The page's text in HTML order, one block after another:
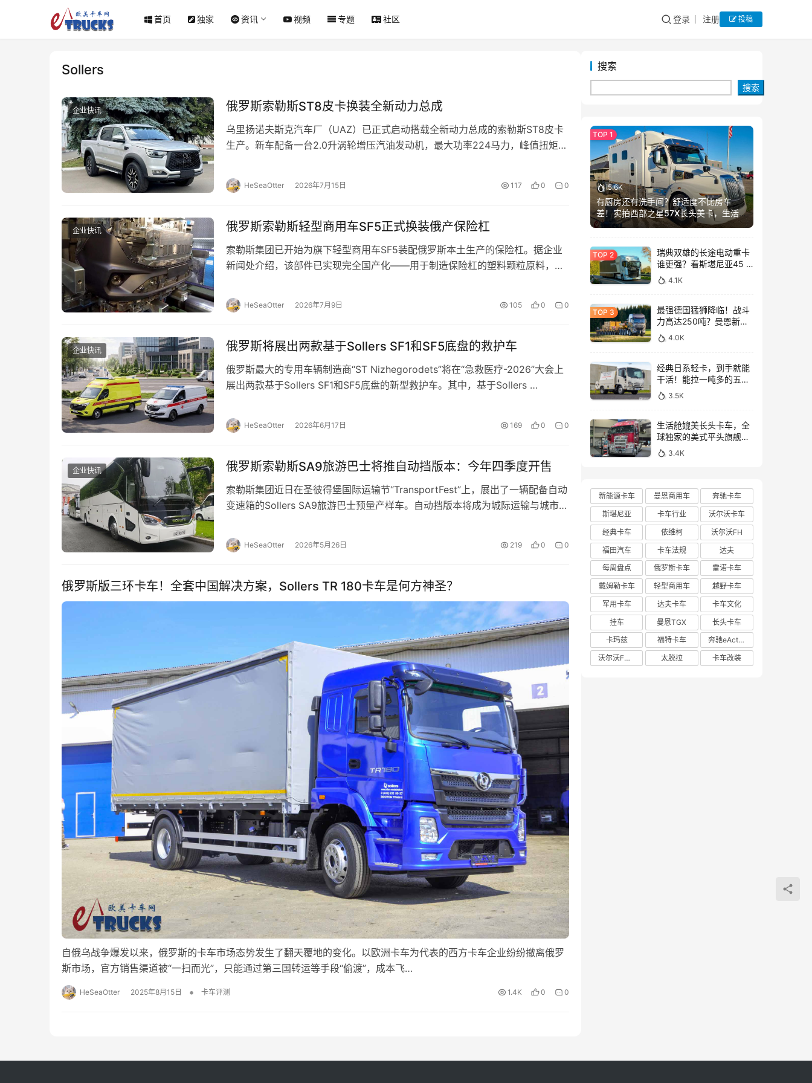
首页 独家 资讯 视频 专题 社区 登录 注册 投稿
Sollers
企业快讯 俄罗斯索勒斯ST8皮卡换装全新动力总成
乌里扬诺夫斯克汽车厂（UAZ）已正式启动搭载全新动力总成的索勒斯ST8皮卡
生产。新车配备一台2.0升涡轮增压汽油发动机，最大功率224马力，峰值扭矩
HeSeaOtter 2026年7月15日 117 0 0
企业快讯 俄罗斯索勒斯轻型商用车SF5正式换装俄产保险杠
索勒斯集团已开始为旗下轻型商用车SF5装配俄罗斯本土生产的保险杠。据企业
新闻处介绍，该部件已实现完全国产化——用于制造保险杠的塑料颗粒原料，均
HeSeaOtter 2026年7月9日 105 0 0
企业快讯 俄罗斯将展出两款基于Sollers SF1和SF5底盘的救护车
俄罗斯最大的专用车辆制造商“ST Nizhegorodets”将在“急救医疗-2026”大会上
展出两款基于Sollers SF1和SF5底盘的新型救护车。其中，基于Sollers …
HeSeaOtter 2026年6月17日 169 0 0
企业快讯 俄罗斯索勒斯SA9旅游巴士将推自动挡版本：今年四季度开售
索勒斯集团近日在圣彼得堡国际运输节“TransportFest”上，展出了一辆配备自动
变速箱的Sollers SA9旅游巴士预量产样车。自动挡版本将成为城际运输与城市观
HeSeaOtter 2026年5月26日 219 0 0
俄罗斯版三环卡车！全套中国解决方案，Sollers TR 180卡车是何方神圣？
自俄乌战争爆发以来，俄罗斯的卡车市场态势发生了翻天覆地的变化。以欧洲卡车为代表的西方卡车企业纷纷撤离俄罗
斯市场，官方销售渠道被“一扫而光”，只能通过第三国转运等手段“偷渡”，成本飞…
HeSeaOtter 2025年8月15日 • 卡车评测 1.4K 0 0
搜索
搜索
5.6K
有厨房还有洗手间？舒适度不比房车
差！实拍西部之星57X长头美卡，生活舱
加长这么多？
瑞典双雄的长途电动重卡
谁更强？看斯堪尼亚45 R
与沃尔沃FH Aero Electric
同台竞技！
4.1K
最强德国猛狮降临！战斗
力高达250吨？曼恩新款
TGX大件牵引车深入解析
4.0K
经典日系轻卡，到手就能
干活！能拉一吨多的五十
铃NLR工作车实拍
3.5K
生活舱媲美长头卡车，全
球独家的美式平头旗舰！
亮相布里斯班卡车展的肯
沃斯K220牵引车实拍
3.4K
新能源卡车 曼恩商用车
奔驰卡车
斯堪尼亚
卡车行业
沃尔沃卡车
经典卡车
依维柯
沃尔沃FH
福田汽车
卡车法规
达夫
每周盘点
俄罗斯卡车
雷诺卡车
戴姆勒卡车
轻型商用车
越野卡车
军用卡车
达夫卡车
卡车文化
挂车
曼恩TGX
长头卡车
卡玛兹
福特卡车
奔驰eActros 600
沃尔沃FH Aero
太脱拉 卡车改装